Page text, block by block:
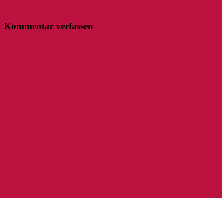
Kommentar verfassen